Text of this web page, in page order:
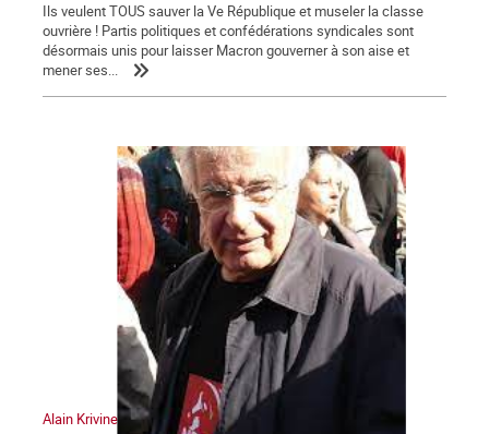
Ils veulent TOUS sauver la Ve République et museler la classe
ouvrière ! Partis politiques et confédérations syndicales sont
désormais unis pour laisser Macron gouverner à son aise et
mener ses...
Alain Krivine